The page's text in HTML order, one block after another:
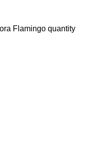
Flamingo quantity